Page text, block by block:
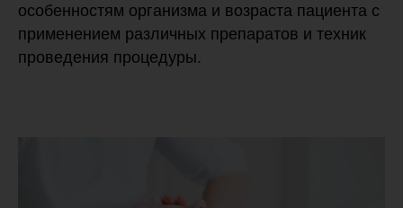
особенностям организма и возраста пациента с
применением различных препаратов и техник
проведения процедуры.